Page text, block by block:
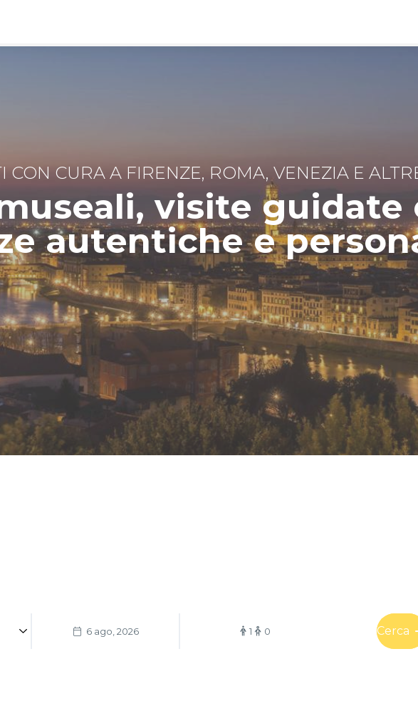
visite guidate
autentiche e
CON CURA A FIRENZE, ROMA, VENEZIA E
6 ago, 2026 1 0 Cerca